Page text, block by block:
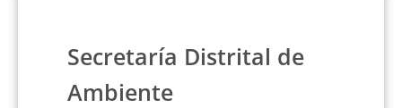
Secretaría Distrital de
Ambiente